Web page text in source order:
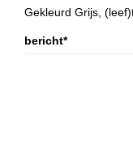
Gekleurd Grijs,
bericht*